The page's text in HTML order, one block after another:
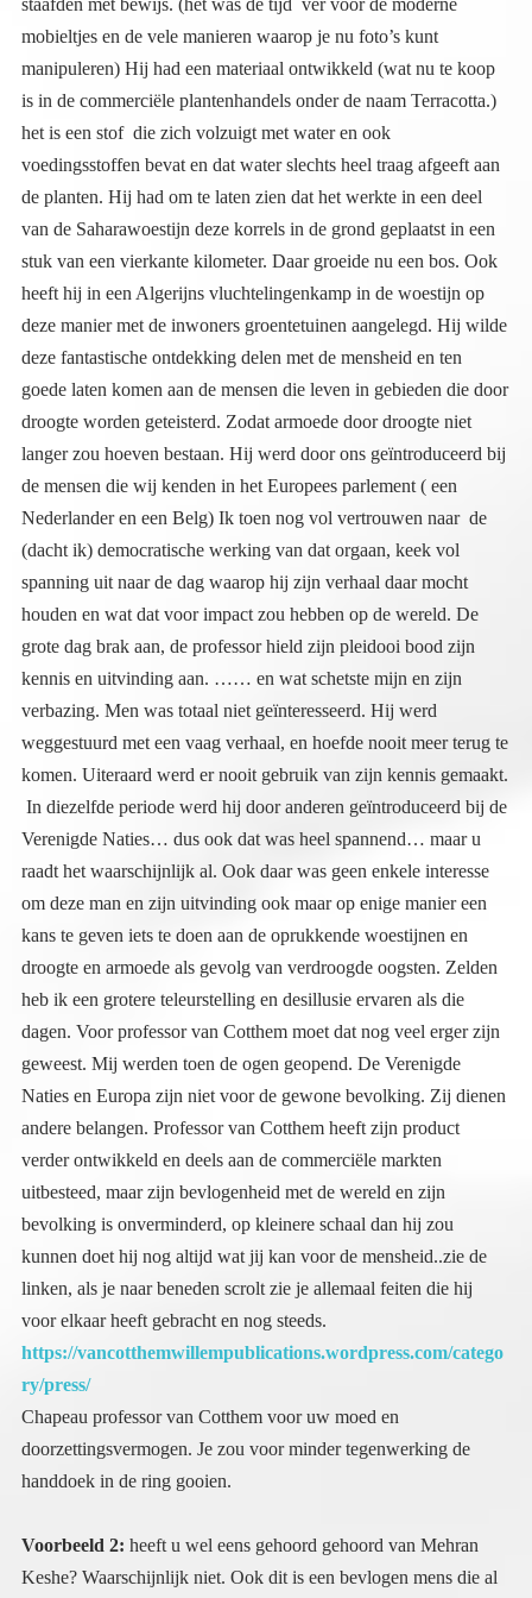
voor elkaar heeft gebracht en nog steeds.
https://vancotthemwillempublications.wordpress.com/catego
ry/press/
Chapeau professor van Cotthem voor uw moed en
doorzettingsvermogen. Je zou voor minder tegenwerking de
handdoek in de ring gooien.
Voorbeeld 2: heeft u wel eens gehoord gehoord van Mehran
Keshe? Waarschijnlijk niet. Ook dit is een bevlogen mens die al
zijn wetenschappelijke kennis wil inzetten ten goede van de
mensheid en vooral om vrede te bewerkstelligen. Als geboren
Iraniër weet hij als geen ander wat oorlog en destructie doet met
de mens. Hij is een zeer gedreven ingenieur, en hij heeft alles
onderzocht op het gebied van de ‘vrije energie’. Plasma energie
etc. heeft zich op het pad van Tesla en Einstein begeven en
dingen die zij al ontdekten verder ontwikkeld en op een
dergelijke manier dat het mogelijk is om energie op te wekken
zonder enig gebruik van fossiele of andere schade aan de natuur